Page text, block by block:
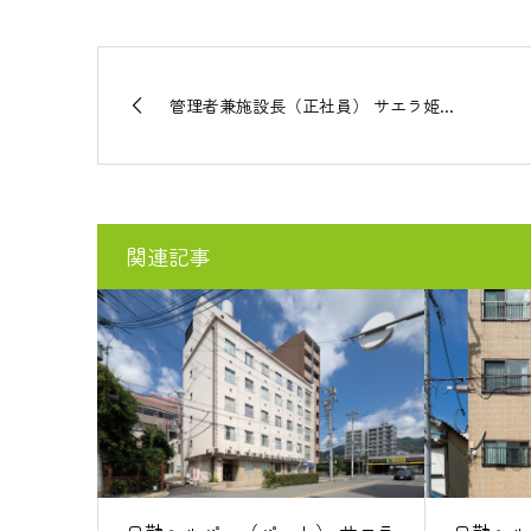
管理者兼施設長（正社員） サエラ姫...
関連記事